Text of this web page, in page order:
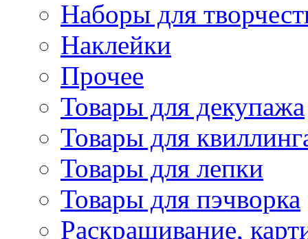
Наборы для
Наклейки
Прочее
Товары для декупажа
Товары для
Товары для лепки
Товары для пэчворка
Раскрашивание,